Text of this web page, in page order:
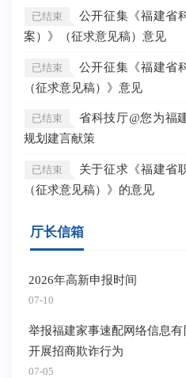
已结束
公开征集《福建省
案）》（征求意见稿）意见
已结束
公开征集《福建省
（征求意见稿）》意见
已结束
省科技厅@您为福
规划建言献策
已结束
关于征求《福建省
（征求意见稿）》的意见
厅长信箱
2026年高新申报时间
07-10
举报福建家事速配网络信息
开展招商欺诈行为
07-05